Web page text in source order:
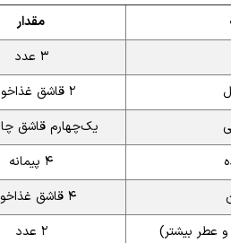
مقدار
۳ عدد
۲ قاشق غذاخوری
یک‌چهارم قاشق
۴ پیمانه
۴ قاشق غذاخوری
و عطر بیشتر)
۲ عدد